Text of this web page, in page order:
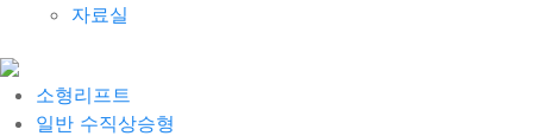
자료실
소형리프트
일반 수직상승형